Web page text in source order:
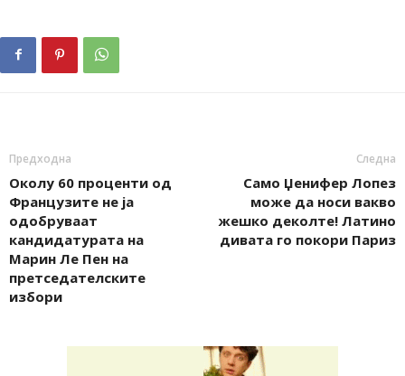
Предходна
Околу 60 проценти од
Французите не ја
одобруваат
кандидатурата на
Марин Ле Пен на
претседателските
избори
Следна
Само Џенифер Лопез
може да носи вакво
жешко деколте! Латино
дивата го покори Париз